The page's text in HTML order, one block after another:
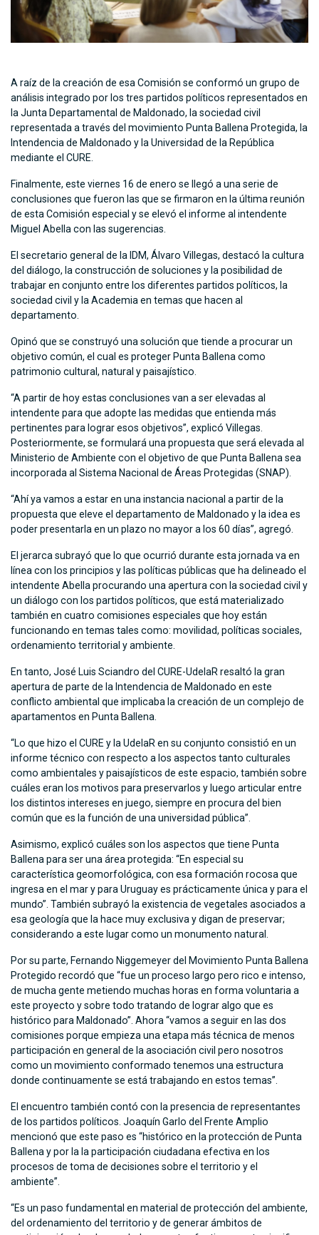
A raíz de la creación de esa Comisión se conformó un grupo de
análisis integrado por los tres partidos políticos representados en
la Junta Departamental de Maldonado, la sociedad civil
representada a través del movimiento Punta Ballena Protegida, la
Intendencia de Maldonado y la Universidad de la República
mediante el CURE.
Finalmente, este viernes 16 de enero se llegó a una serie de
conclusiones que fueron las que se firmaron en la última reunión
de esta Comisión especial y se elevó el informe al intendente
Miguel Abella con las sugerencias.
El secretario general de la IDM, Álvaro Villegas, destacó la cultura
del diálogo, la construcción de soluciones y la posibilidad de
trabajar en conjunto entre los diferentes partidos políticos, la
sociedad civil y la Academia en temas que hacen al
departamento.
Opinó que se construyó una solución que tiende a procurar un
objetivo común, el cual es proteger Punta Ballena como
patrimonio cultural, natural y paisajístico.
“A partir de hoy estas conclusiones van a ser elevadas al
intendente para que adopte las medidas que entienda más
pertinentes para lograr esos objetivos”, explicó Villegas.
Posteriormente, se formulará una propuesta que será elevada al
Ministerio de Ambiente con el objetivo de que Punta Ballena sea
incorporada al Sistema Nacional de Áreas Protegidas (SNAP).
“Ahí ya vamos a estar en una instancia nacional a partir de la
propuesta que eleve el departamento de Maldonado y la idea es
poder presentarla en un plazo no mayor a los 60 días”, agregó.
El jerarca subrayó que lo que ocurrió durante esta jornada va en
línea con los principios y las políticas públicas que ha delineado el
intendente Abella procurando una apertura con la sociedad civil y
un diálogo con los partidos políticos, que está materializado
también en cuatro comisiones especiales que hoy están
funcionando en temas tales como: movilidad, políticas sociales,
ordenamiento territorial y ambiente.
En tanto, José Luis Sciandro del CURE-UdelaR resaltó la gran
apertura de parte de la Intendencia de Maldonado en este
conflicto ambiental que implicaba la creación de un complejo de
apartamentos en Punta Ballena.
“Lo que hizo el CURE y la UdelaR en su conjunto consistió en un
informe técnico con respecto a los aspectos tanto culturales
como ambientales y paisajísticos de este espacio, también sobre
cuáles eran los motivos para preservarlos y luego articular entre
los distintos intereses en juego, siempre en procura del bien
común que es la función de una universidad pública”.
Asimismo, explicó cuáles son los aspectos que tiene Punta
Ballena para ser una área protegida: “En especial su
característica geomorfológica, con esa formación rocosa que
ingresa en el mar y para Uruguay es prácticamente única y para el
mundo”. También subrayó la existencia de vegetales asociados a
esa geología que la hace muy exclusiva y digan de preservar;
considerando a este lugar como un monumento natural.
Por su parte, Fernando Niggemeyer del Movimiento Punta Ballena
Protegido recordó que “fue un proceso largo pero rico e intenso,
de mucha gente metiendo muchas horas en forma voluntaria a
este proyecto y sobre todo tratando de lograr algo que es
histórico para Maldonado”. Ahora “vamos a seguir en las dos
comisiones porque empieza una etapa más técnica de menos
participación en general de la asociación civil pero nosotros
como un movimiento conformado tenemos una estructura
donde continuamente se está trabajando en estos temas”.
El encuentro también contó con la presencia de representantes
de los partidos políticos. Joaquín Garlo del Frente Amplio
mencionó que este paso es “histórico en la protección de Punta
Ballena y por la la participación ciudadana efectiva en los
procesos de toma de decisiones sobre el territorio y el
ambiente”.
“Es un paso fundamental en material de protección del ambiente,
del ordenamiento del territorio y de generar ámbitos de